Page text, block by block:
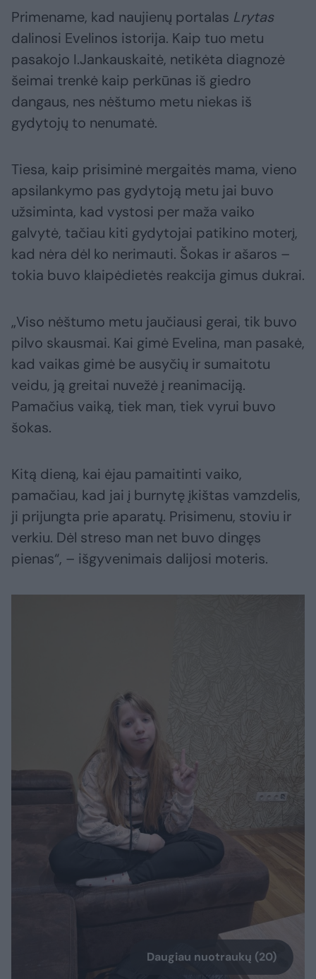
Primename, kad naujienų portalas Lrytas
dalinosi Evelinos istorija. Kaip tuo metu
pasakojo I.Jankauskaitė, netikėta diagnozė
šeimai trenkė kaip perkūnas iš giedro
dangaus, nes nėštumo metu niekas iš
gydytojų to nenumatė.
Tiesa, kaip prisiminė mergaitės mama, vieno
apsilankymo pas gydytoją metu jai buvo
užsiminta, kad vystosi per maža vaiko
galvytė, tačiau kiti gydytojai patikino moterį,
kad nėra dėl ko nerimauti. Šokas ir ašaros –
tokia buvo klaipėdietės reakcija gimus dukrai.
„Viso nėštumo metu jaučiausi gerai, tik buvo
pilvo skausmai. Kai gimė Evelina, man pasakė,
kad vaikas gimė be ausyčių ir sumaitotu
veidu, ją greitai nuvežė į reanimaciją.
Pamačius vaiką, tiek man, tiek vyrui buvo
šokas.
Kitą dieną, kai ėjau pamaitinti vaiko,
pamačiau, kad jai į burnytę įkištas vamzdelis,
ji prijungta prie aparatų. Prisimenu, stoviu ir
verkiu. Dėl streso man net buvo dingęs
pienas“, – išgyvenimais dalijosi moteris.
Daugiau nuotraukų (20)